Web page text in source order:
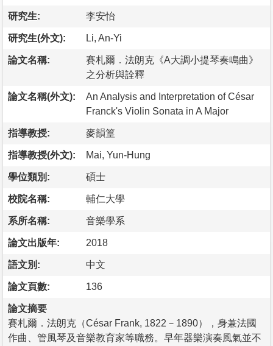
研究生: 李安怡
研究生(外文): Li, An-Yi
論文名稱:
賽札爾．法朗克《A大調小提琴奏鳴曲》
之分析與詮釋
論文名稱(外文):
An Analysis and Interpretation of César
Franck's Violin Sonata in A Major
指導教授: 麥韻篁
指導教授(外文): Mai, Yun-Hung
學位類別: 碩士
校院名稱: 輔仁大學
系所名稱: 音樂學系
論文出版年: 2018
語文別: 中文
論文頁數: 136
論文摘要
賽札爾．法朗克（César Frank, 1822－1890），身兼法國
作曲、管風琴及音樂教育家等職務。早年器樂演奏風氣並不